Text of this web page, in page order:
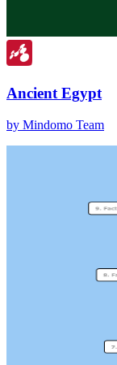
Ancient Egypt
by Mindomo Team